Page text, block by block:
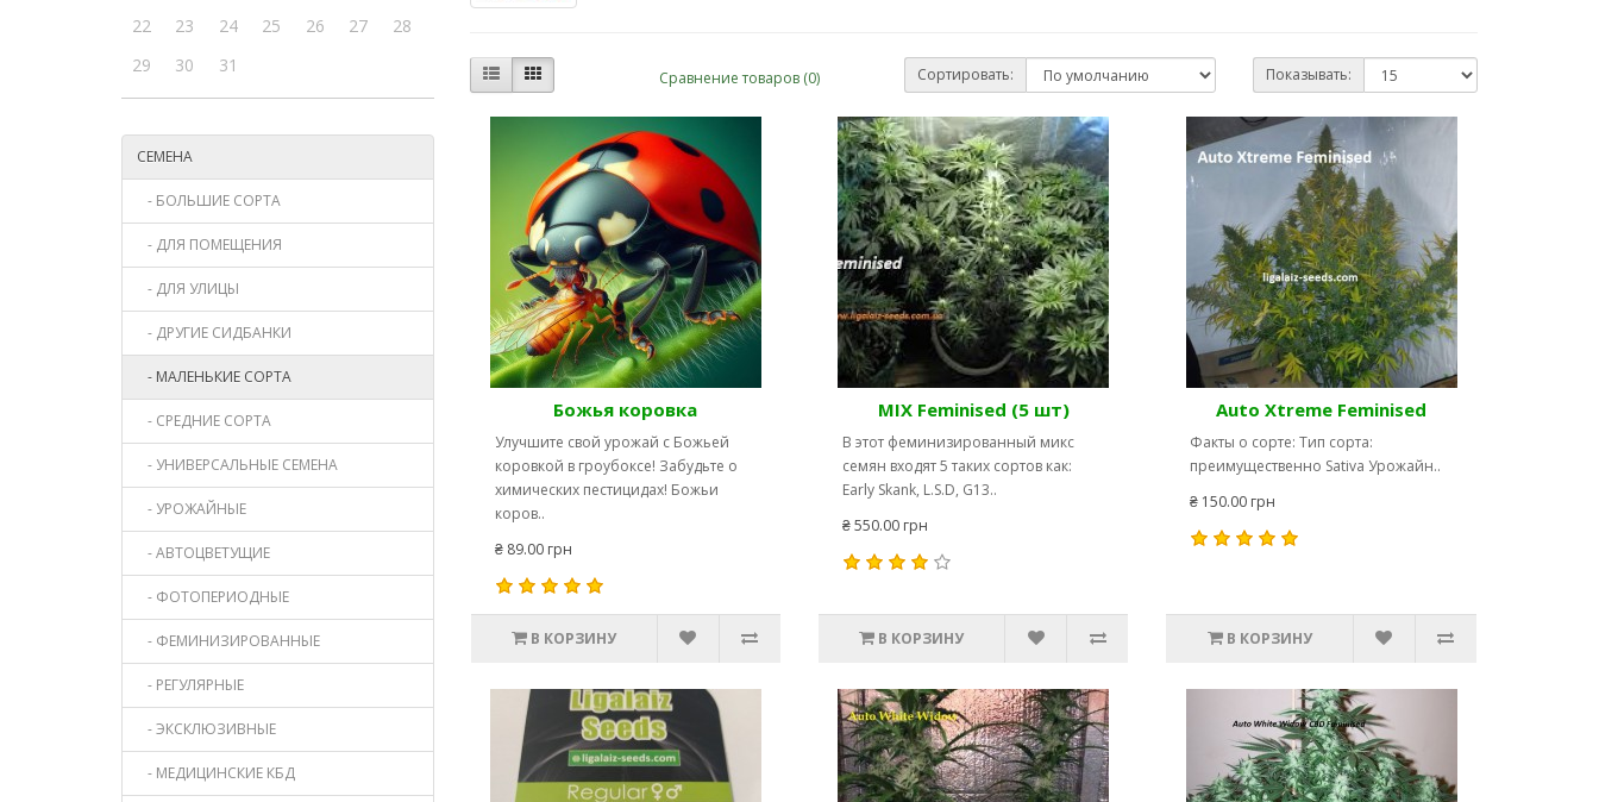
22
23 24 25 26 27
28
29
30 31
СЕМЕНА
- БОЛЬШИЕ СОРТА
- ДЛЯ ПОМЕЩЕНИЯ
- ДЛЯ УЛИЦЫ
- ДРУГИЕ СИДБАНКИ
- МАЛЕНЬКИЕ СОРТА
- СРЕДНИЕ СОРТА
- УНИВЕРСАЛЬНЫЕ СЕМЕНА
- УРОЖАЙНЫЕ
- АВТОЦВЕТУЩИЕ
- ФОТОПЕРИОДНЫЕ
- ФЕМИНИЗИРОВАННЫЕ
- РЕГУЛЯРНЫЕ
- ЭКСКЛЮЗИВНЫЕ
- МЕДИЦИНСКИЕ КБД
Сравнение товаров (0) Сортировать: Показывать:
Божья коровка
Улучшите свой урожай с Божьей
коровкой в гроубоксе! Забудьте о
химических пестицидах! Божьи
коров..
₴ 89.00 грн
В КОРЗИНУ
MIX Feminised (5 шт)
В этот феминизированный микс
семян входят 5 таких сортов как:
Early Skank, L.S.D, G13..
₴ 550.00 грн
В КОРЗИНУ
Auto Xtreme Feminised
Факты о сорте: Тип сорта:
преимущественно Sativa Урожайн..
₴ 150.00 грн
В КОРЗИНУ